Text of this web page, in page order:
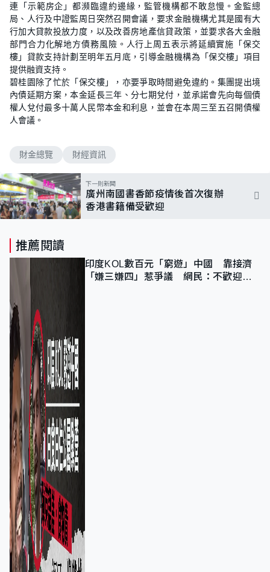
連「示範房企」都瀕臨違約邊緣，監管機構都不敢怠慢。金監總
局、人行及中證監周日突然召開會議，要求金融機構尤其是國有大
行加大貸款投放力度，以及改善房地產信貸政策，並要求各大金融
部門合力化解地方債務風險。人行上周五表示將延續實施「保交
樓」貸款支持計劃至明年五月底，引導金融機構為「保交樓」項目
提供融資支持。
碧桂園除了忙於「保交樓」，亦要爭取時間避免違約。集團提出境
內債延期方案，本金延長三年、分七期兌付，並承諾會先向每個債
權人兌付最多十萬人民幣本金和利息，並會在本周三至五召開債權
人會議。
財金總覽 財經資訊
下一則新聞
廣州南國書香節疫情後首次復辦
香港書籍備受歡迎
推薦閱讀
印度KOL數百元「窮遊」中國 靠接濟
「嫌三嫌四」惹爭議 網民：不歡迎劣